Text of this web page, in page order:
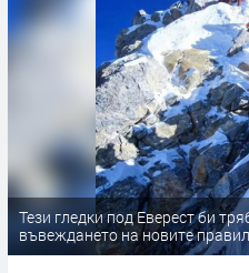
Тези гледки под Еверест би
въвеждането на новите